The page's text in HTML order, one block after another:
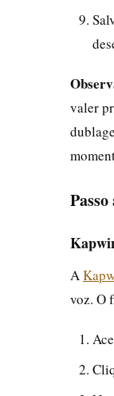
valer
A
voz. O